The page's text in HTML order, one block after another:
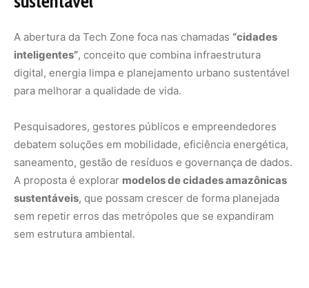
sem estrutura ambiental.